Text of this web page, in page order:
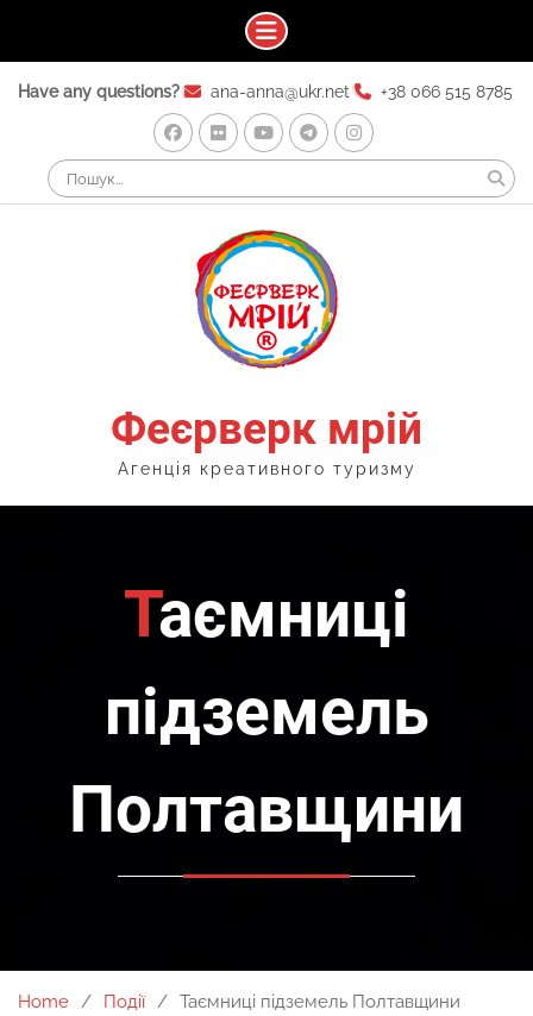
Have any questions? ana-anna@ukr.net +38 066 515 8785
Facebook
FlickrYoutubeTelegramInstagram
for:
Феєрверк мрій
Агенція креативного туризму
Таємниці
підземель
Полтавщини
Home Події Таємниці підземель Полтавщини